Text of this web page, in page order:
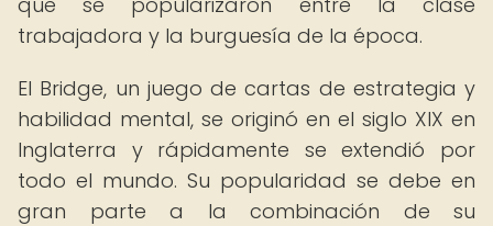
trabajadora y la burguesía de la época.
El Bridge, un juego de cartas de estrategia y
habilidad mental, se originó en el siglo XIX en
Inglaterra y rápidamente se extendió por
todo el mundo. Su popularidad se debe en
gran parte a la combinación de su